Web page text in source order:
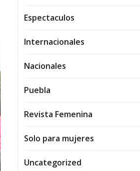
Espectaculos
Internacionales
Nacionales
Puebla
Revista Femenina
Solo para mujeres
Uncategorized